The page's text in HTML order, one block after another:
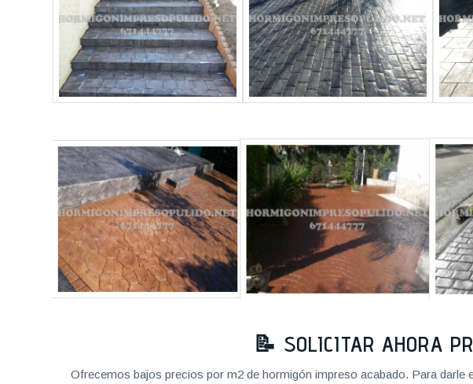
📝 SOLICITAR AHORA
Ofrecemos bajos precios por m2 de hormigón impreso acabado. Para